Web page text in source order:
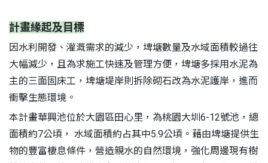
計畫緣起及目標
因水利開發、灌溉需求的減少，埤塘數量及水域面積較過往
大幅減少，且為求施工快速及管理方便，埤塘多採用水泥為
主的三面固床工，埤塘堤岸則拆除砌石改為水泥護岸，進而
衝擊生態環境。
本計畫華興池位於大園區田心里，為桃園大圳6-12號池，總
面積約7公頃， 水域面積約占其中5.9公頃。藉由埤塘提供生
物的豐富棲息條件，營造親水的自然環境，強化周邊現有樹